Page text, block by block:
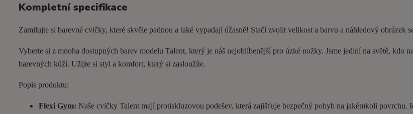
Kompletní specifikace
Zamilujte si barevné cvičky, které skvěle padnou a také vypadají úžasně! Stačí zvolit velikost a barvu a náhledový obrázek
Vyberte si z mnoha dostupných barev modelu Talent, který je náš nejoblíbenější pro úzké nožky. Jsme jediní na světě, kdo
barevných kůží. Užijte si styl a komfort, který si zasloužíte.
Popis produktu:
Flexi Gym: Naše cvičky Talent mají protiskluzovou podešev, která zajišťuje bezpečný pohyb na jakémkoli povrchu.